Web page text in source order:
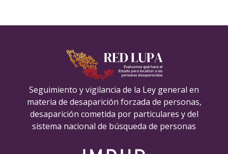
Seguimiento y vigilancia de la Ley general en
materia de desaparición forzada de personas,
desaparición cometida por particulares y del
sistema nacional de búsqueda de personas